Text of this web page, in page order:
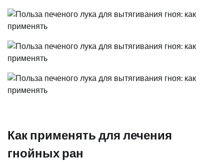
Как применять для лечения
гнойных ран